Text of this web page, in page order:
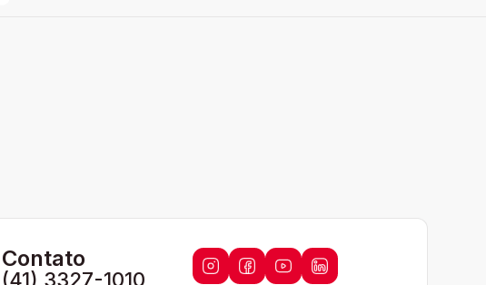
Contato
(41) 3327-1010